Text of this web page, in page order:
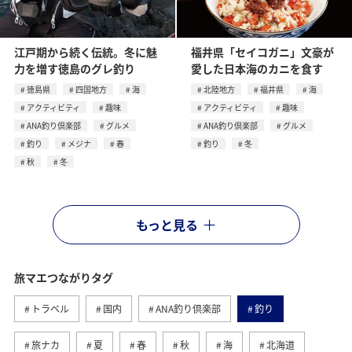
江戸期から続く伝統。冬に魅
力を増す徳島のグレ釣り
徳島県 四国地方
海
アクティビティ
趣味
ANA釣り倶楽部
グルメ
釣り
メジナ
春
秋
冬
福井県「セイコガニ」文豪が
愛した日本海のカニを食す
北陸地方 福井県
海
アクティビティ
趣味
ANA釣り倶楽部
グルメ
釣り
冬
もっと見る
旅マエつながりタグ
トラベル 国内 ANA釣り倶楽部 釣り
旅ナカ 夏 春 秋 海 北海道